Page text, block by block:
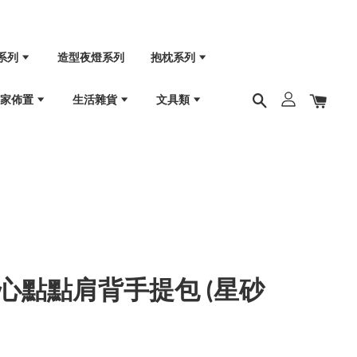
列 造型夜燈系列 抱枕系列
佈置 生活雜貨 文具類
點點肩背手提包 (星砂